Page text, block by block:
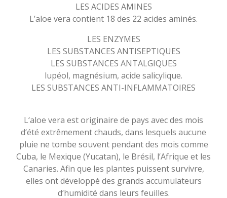
LES ACIDES AMINES
L’aloe vera contient 18 des 22 acides aminés.
LES ENZYMES
LES SUBSTANCES ANTISEPTIQUES
LES SUBSTANCES ANTALGIQUES
lupéol, magnésium, acide salicylique.
LES SUBSTANCES ANTI-INFLAMMATOIRES
L‘aloe vera est originaire de pays avec des mois
d‘été extrêmement chauds, dans lesquels aucune
pluie ne tombe souvent pendant des mois comme
Cuba, le Mexique (Yucatan), le Brésil, l‘Afrique et les
Canaries. Afin que les plantes puissent survivre,
elles ont développé des grands accumulateurs
d‘humidité dans leurs feuilles.